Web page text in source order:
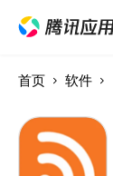
首页 软件